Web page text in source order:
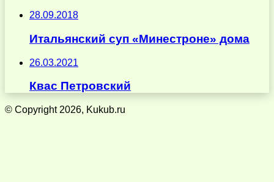
28.09.2018
Итальянский суп «Минестроне» дома
26.03.2021
Квас Петровский
© Copyright 2026, Kukub.ru